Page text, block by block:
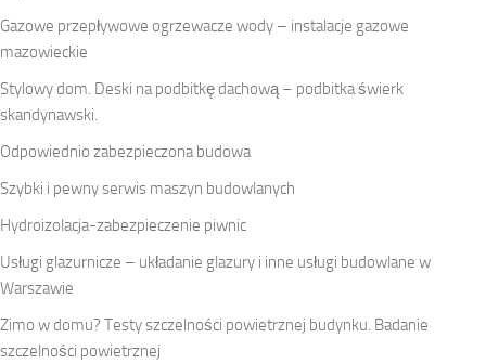
Gazowe przepływowe ogrzewacze wody – instalacje gazowe
mazowieckie
Stylowy dom. Deski na podbitkę dachową – podbitka świerk
skandynawski.
Odpowiednio zabezpieczona budowa
Szybki i pewny serwis maszyn budowlanych
Hydroizolacja-zabezpieczenie piwnic
Usługi glazurnicze – układanie glazury i inne usługi budowlane w
Warszawie
Zimo w domu? Testy szczelności powietrznej budynku. Badanie
szczelności powietrznej